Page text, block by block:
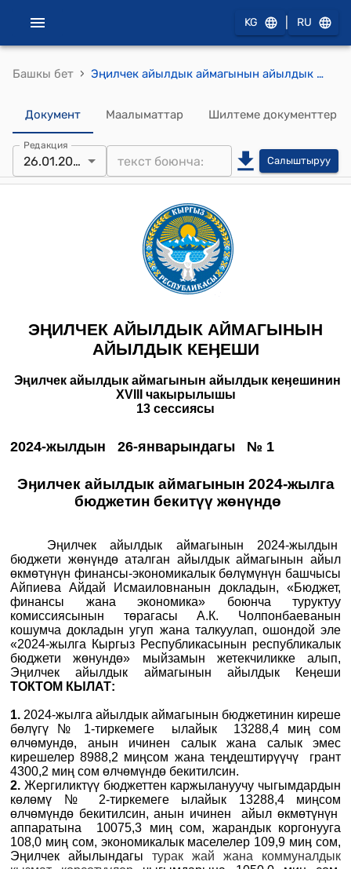
KG RU
Башкы бет › Эңилчек айылдык аймагынын айылдык кеӊешинин XVIII чакырылышынын 13 сессиясынын 2024-жылдын 26-январындагы № 1 "Эӊилчек айылдык аймагынын 2024-жылга бюджетин бекитүү жөнүндө" токтому
Документ Маалыматтар Шилтеме документтер
Редакция
26.01.2024 Салыштыруу